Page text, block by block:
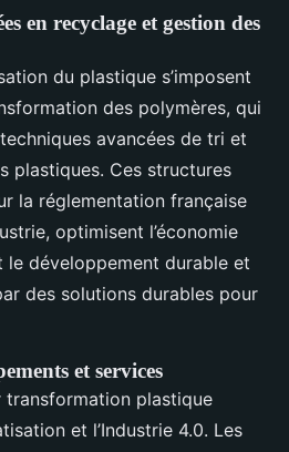
en recyclage et gestion des
du plastique s’imposent
des polymères, qui
avancées de tri et
plastiques. Ces structures
la réglementation française
optimisent l’économie
développement durable et
des solutions durables pour
et services
transformation plastique
et l’Industrie 4.0. Les